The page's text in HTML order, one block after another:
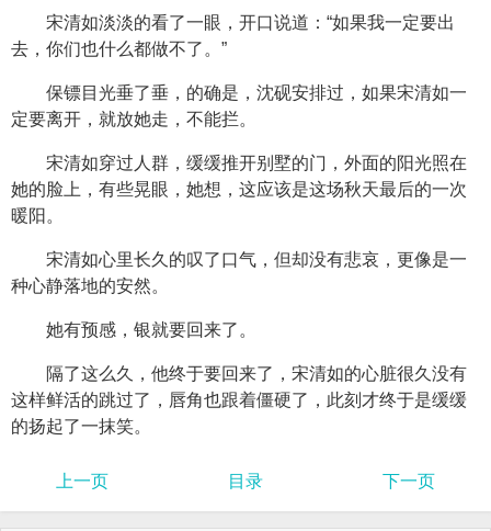
宋清如淡淡的看了一眼，开口说道：“如果我一定要出
去，你们也什么都做不了。”
保镖目光垂了垂，的确是，沈砚安排过，如果宋清如一
定要离开，就放她走，不能拦。
宋清如穿过人群，缓缓推开别墅的门，外面的阳光照在
她的脸上，有些晃眼，她想，这应该是这场秋天最后的一次
暖阳。
宋清如心里长久的叹了口气，但却没有悲哀，更像是一
种心静落地的安然。
她有预感，银就要回来了。
隔了这么久，他终于要回来了，宋清如的心脏很久没有
这样鲜活的跳过了，唇角也跟着僵硬了，此刻才终于是缓缓
的扬起了一抹笑。
上一页 目录 下一页